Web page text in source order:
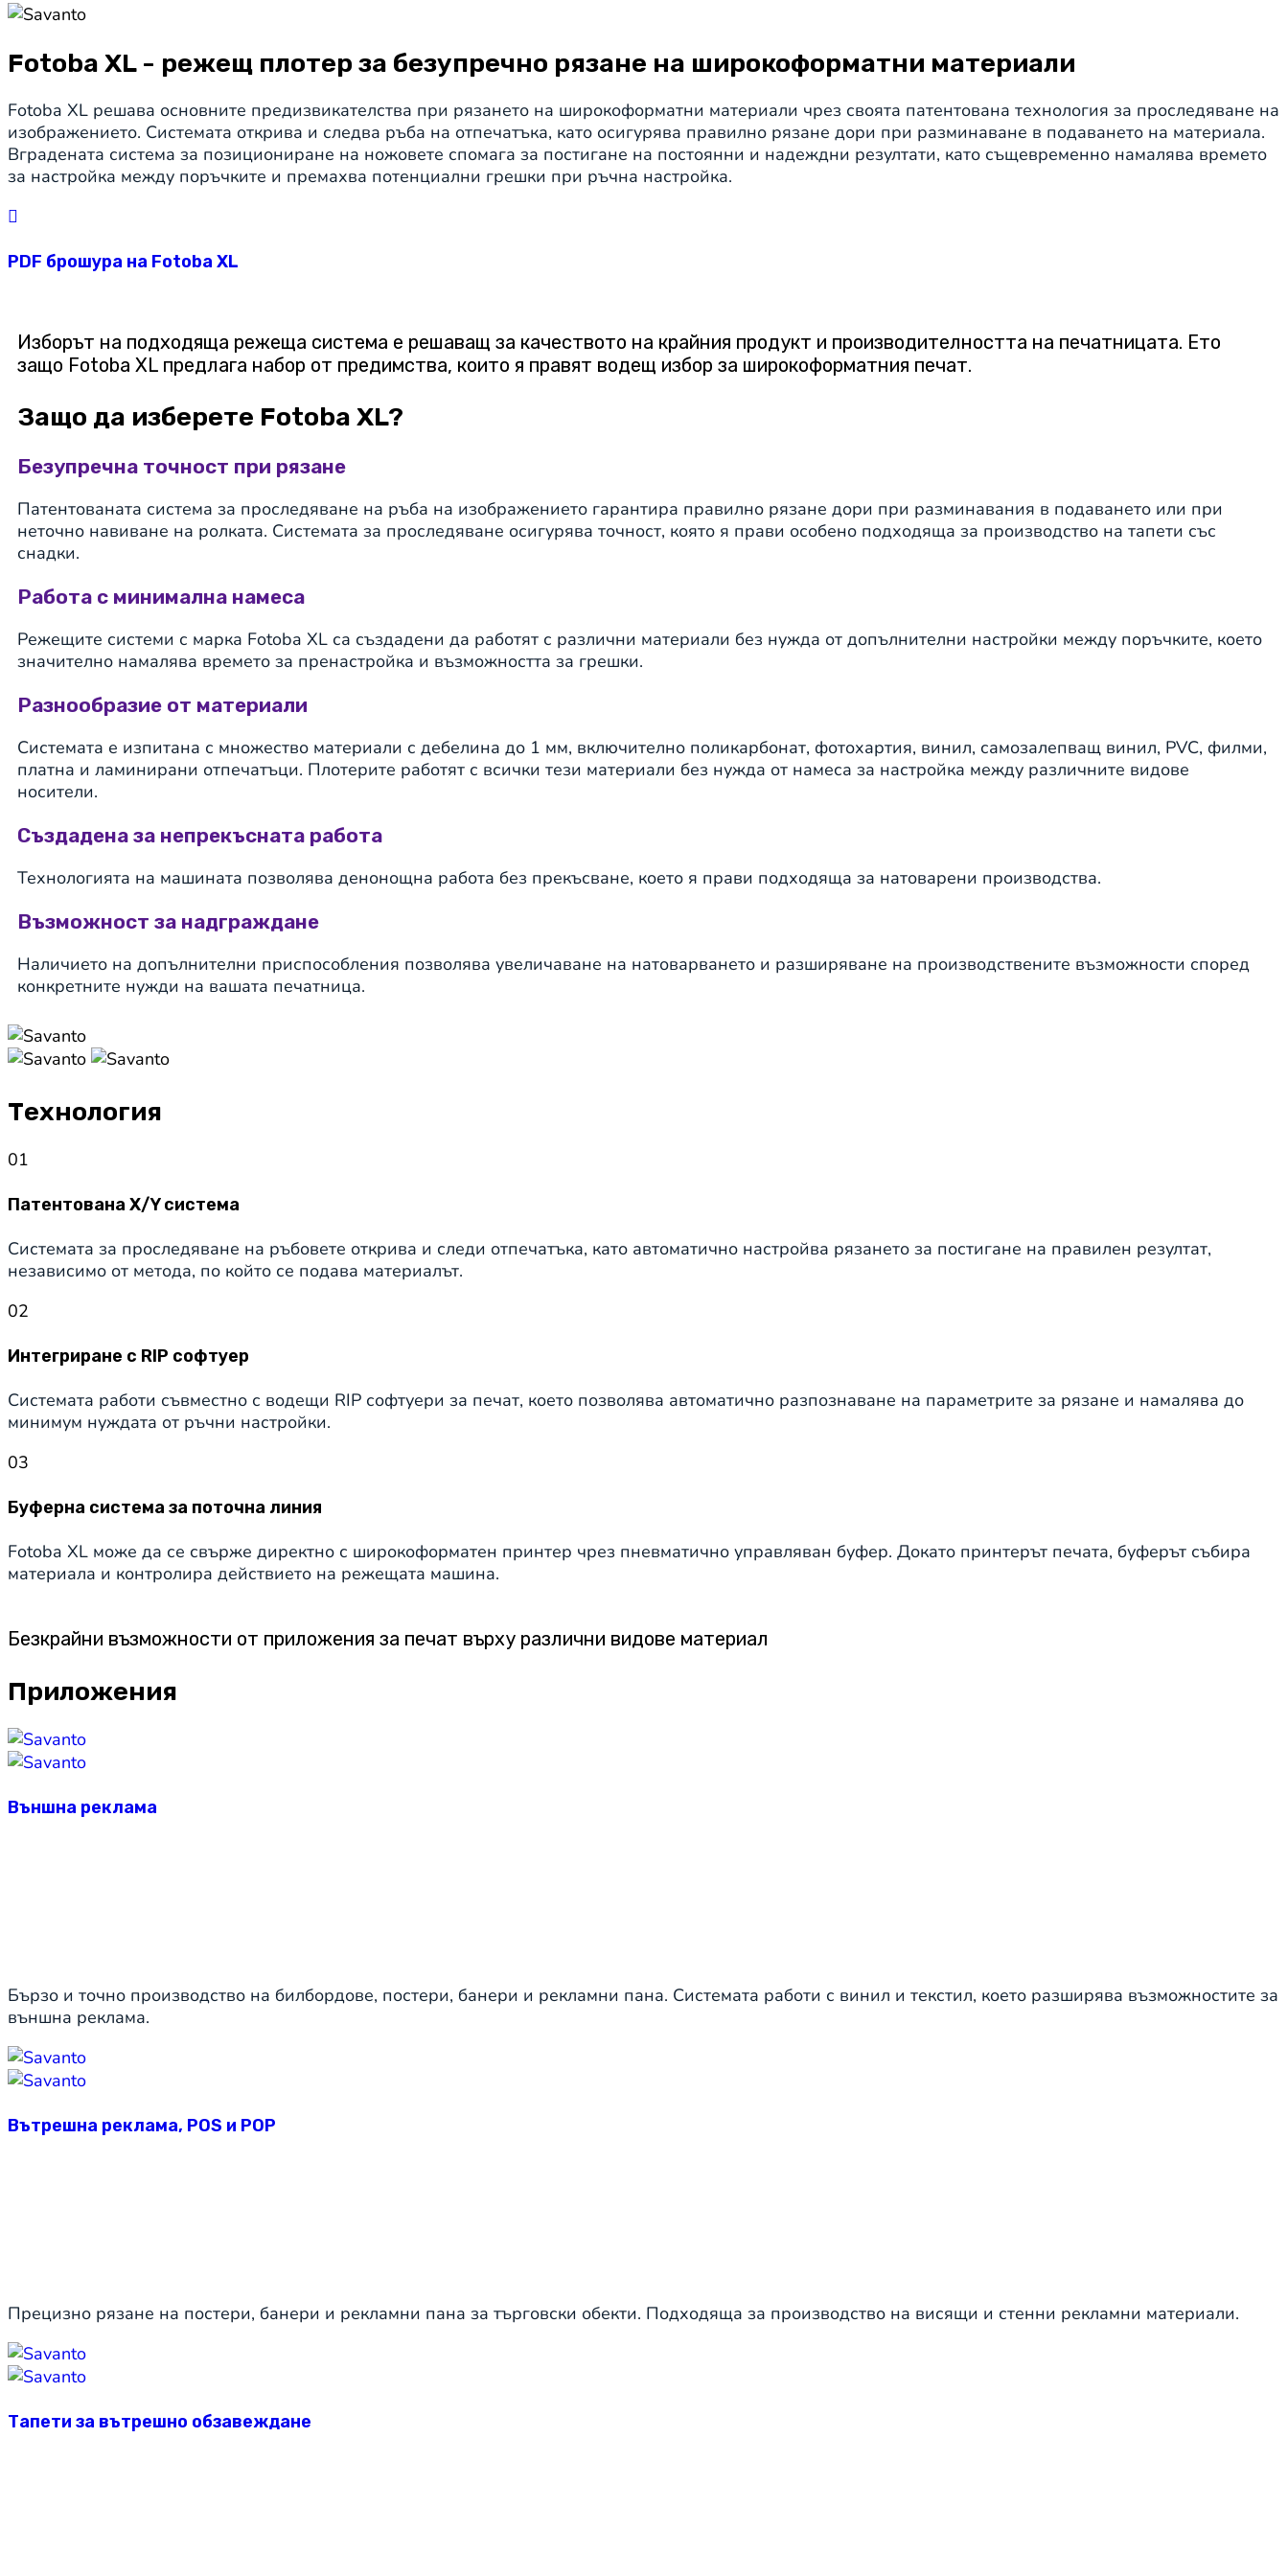
Fotoba XL - режещ плотер за безупречно рязане на широкоформатни материали
Fotoba XL решава основните предизвикателства при рязането на широкоформатни материали чрез своята патентована технология за проследяване на
изображението. Системата открива и следва ръба на отпечатъка, като осигурява правилно рязане дори при разминаване в подаването на материала.
Вградената система за позициониране на ножовете спомага за постигане на постоянни и надеждни резултати, като същевременно намалява времето
за настройка между поръчките и премахва потенциални грешки при ръчна настройка.
PDF брошура на Fotoba XL
Изборът на подходяща режеща система е решаващ за качеството на крайния продукт и производителността на печатницата. Ето
защо Fotoba XL предлага набор от предимства, които я правят водещ избор за широкоформатния печат.
Защо да изберете Fotoba XL?
Безупречна точност при рязане
Патентованата система за проследяване на ръба на изображението гарантира правилно рязане дори при разминавания в подаването или при
неточно навиване на ролката. Системата за проследяване осигурява точност, която я прави особено подходяща за производство на тапети със
снадки.
Работа с минимална намеса
Режещите системи с марка Fotoba XL са създадени да работят с различни материали без нужда от допълнителни настройки между поръчките, което
значително намалява времето за пренастройка и възможността за грешки.
Разнообразие от материали
Системата е изпитана с множество материали с дебелина до 1 мм, включително поликарбонат, фотохартия, винил, самозалепващ винил, PVC, филми,
платна и ламинирани отпечатъци. Плотерите работят с всички тези материали без нужда от намеса за настройка между различните видове
носители.
Създадена за непрекъсната работа
Технологията на машината позволява денонощна работа без прекъсване, което я прави подходяща за натоварени производства.
Възможност за надграждане
Наличието на допълнителни приспособления позволява увеличаване на натоварването и разширяване на производствените възможности според
конкретните нужди на вашата печатница.
Технология
01
Патентована X/Y система
Системата за проследяване на ръбовете открива и следи отпечатъка, като автоматично настройва рязането за постигане на правилен резултат,
независимо от метода, по който се подава материалът.
02
Интегриране с RIP софтуер
Системата работи съвместно с водещи RIP софтуери за печат, което позволява автоматично разпознаване на параметрите за рязане и намалява до
минимум нуждата от ръчни настройки.
03
Буферна система за поточна линия
Fotoba XL може да се свърже директно с широкоформатен принтер чрез пневматично управляван буфер. Докато принтерът печата, буферът събира
материала и контролира действието на режещата машина.
Безкрайни възможности от приложения за печат върху различни видове материал
Приложения
Външна реклама
Бързо и точно производство на билбордове, постери, банери и рекламни пана. Системата работи с винил и текстил, което разширява възможностите за
външна реклама.
Вътрешна реклама, POS и POP
Прецизно рязане на постери, банери и рекламни пана за търговски обекти. Подходяща за производство на висящи и стенни рекламни материали.
Тапети за вътрешно обзавеждане